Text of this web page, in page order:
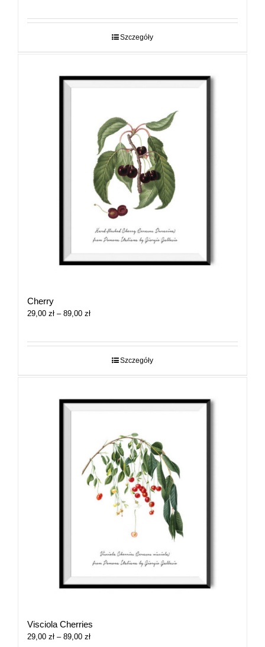
29,00 zł
Szczegóły
Cherry
29,00 zł – 89,00 złZakres
29,00 zł
Szczegóły
Visciola Cherries
29,00 zł – 89,00 złZakres